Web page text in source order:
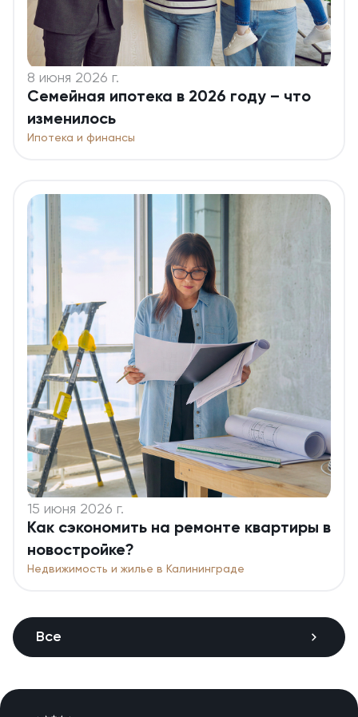
8 июня 2026 г.
Семейная ипотека в 2026 году – что
изменилось
Ипотека и финансы
15 июня 2026 г.
Как сэкономить на ремонте квартиры в
новостройке?
Недвижимость и жилье в Калининграде
Все